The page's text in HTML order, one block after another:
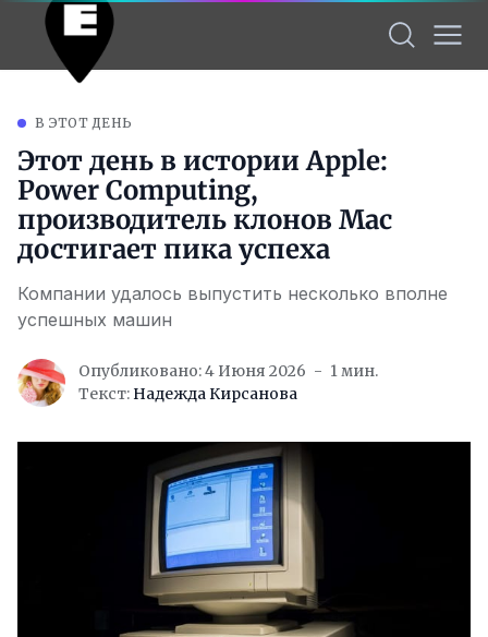
В ЭТОТ ДЕНЬ
Этот день в истории Apple:
Power Computing,
производитель клонов Mac
достигает пика успеха
Компании удалось выпустить несколько вполне
успешных машин
Опубликовано: 4 Июня 2026
1 мин.
Текст: Надежда Кирсанова